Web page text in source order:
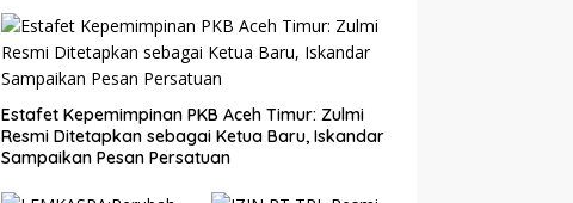
Estafet Kepemimpinan PKB Aceh Timur: Zulmi
Resmi Ditetapkan sebagai Ketua Baru, Iskandar
Sampaikan Pesan Persatuan